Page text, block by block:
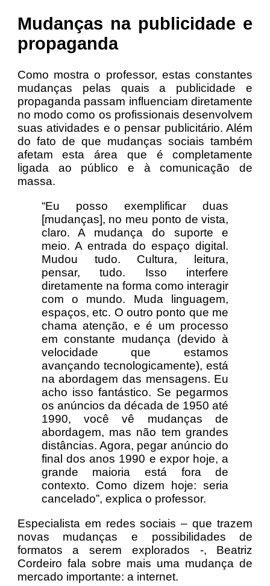
Mudanças na publicidade e
propaganda
Como mostra o professor, estas constantes
mudanças pelas quais a publicidade e
propaganda passam influenciam diretamente
no modo como os profissionais desenvolvem
suas atividades e o pensar publicitário. Além
do fato de que mudanças sociais também
afetam esta área que é completamente
ligada ao público e à comunicação de
massa.
“Eu posso exemplificar duas
[mudanças], no meu ponto de vista,
claro. A mudança do suporte e
meio. A entrada do espaço digital.
Mudou tudo. Cultura, leitura,
pensar, tudo. Isso interfere
diretamente na forma como interagir
com o mundo. Muda linguagem,
espaços, etc. O outro ponto que me
chama atenção, e é um processo
em constante mudança (devido à
velocidade que estamos
avançando tecnologicamente), está
na abordagem das mensagens. Eu
acho isso fantástico. Se pegarmos
os anúncios da década de 1950 até
1990, você vê mudanças de
abordagem, mas não tem grandes
distâncias. Agora, pegar anúncio do
final dos anos 1990 e expor hoje, a
grande maioria está fora de
contexto. Como dizem hoje: seria
cancelado”, explica o professor.
Especialista em redes sociais – que trazem
novas mudanças e possibilidades de
formatos a serem explorados -, Beatriz
Cordeiro fala sobre mais uma mudança de
mercado importante: a internet.